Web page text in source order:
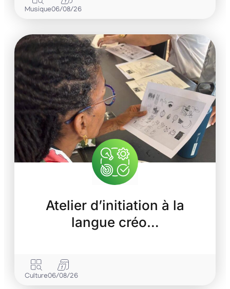
Musique06/08/26
Atelier d’initiation à la
langue créo…
Culture06/08/26